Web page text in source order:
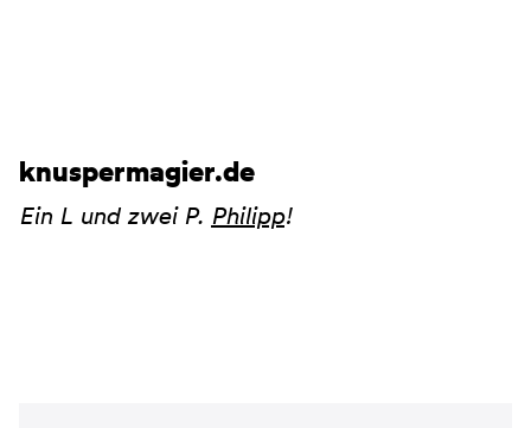
knuspermagier.de
Ein L und zwei P. Philipp!